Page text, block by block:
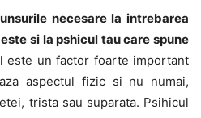
necesare la intrebarea
si la pshicul tau care spune
este un factor foarte important
aspectul fizic si nu numai,
trista sau suparata. Psihicul